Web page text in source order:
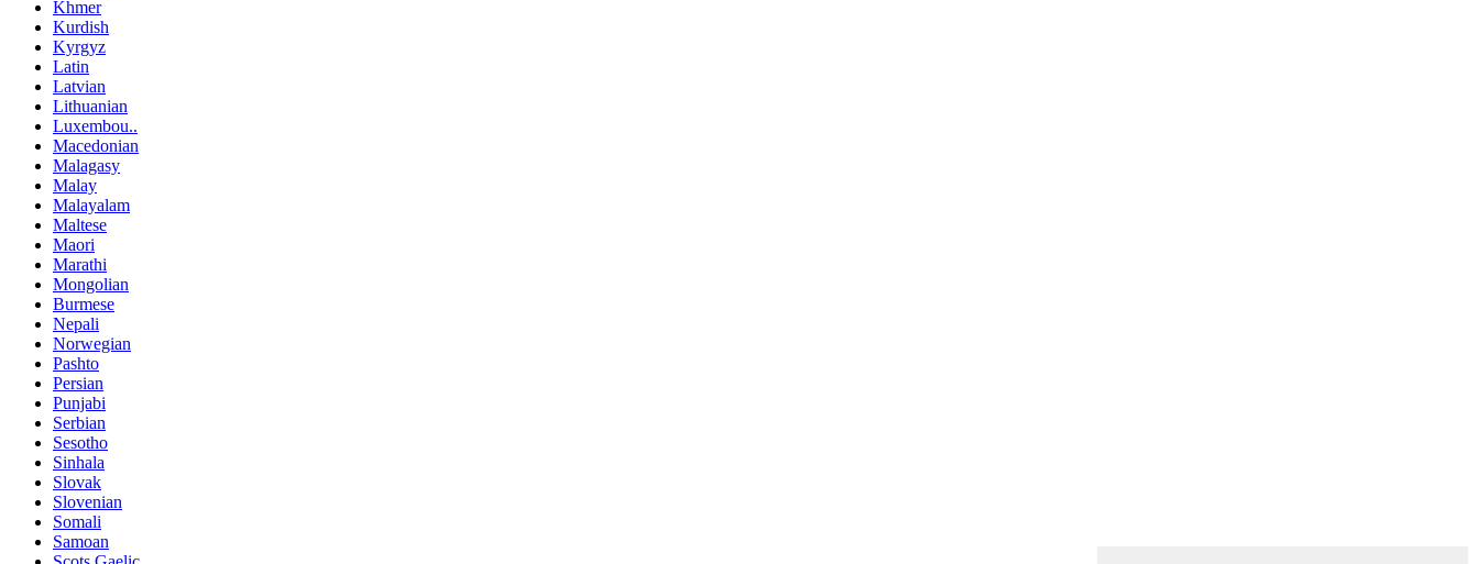
Khmer
Kurdish
Kyrgyz
Latin
Latvian
Lithuanian
Luxembou..
Macedonian
Malagasy
Malay
Malayalam
Maltese
Maori
Marathi
Mongolian
Burmese
Nepali
Norwegian
Pashto
Persian
Punjabi
Serbian
Sesotho
Sinhala
Slovak
Slovenian
Somali
Samoan